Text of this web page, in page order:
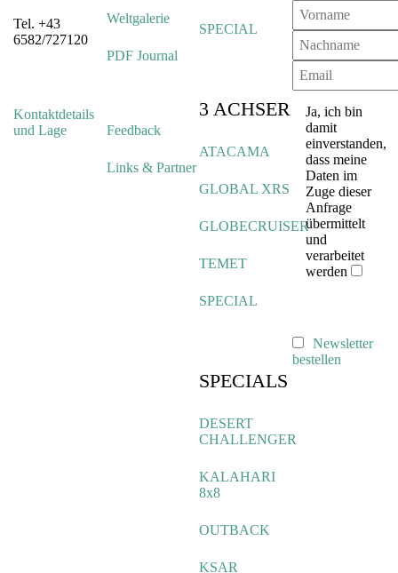
Tel. +43
6582/727120
Kontaktdetails
und Lage
Weltgalerie
PDF Journal
Feedback
Links & Partner
SPECIAL
3 ACHSER
ATACAMA
GLOBAL XRS
GLOBECRUISER
TEMET
SPECIAL
SPECIALS
DESERT
CHALLENGER
KALAHARI
8x8
OUTBACK
KSAR
Ja, ich bin
damit
einverstanden,
dass meine
Daten im
Zuge dieser
Anfrage
übermittelt
und
verarbeitet
werden
Newsletter
bestellen